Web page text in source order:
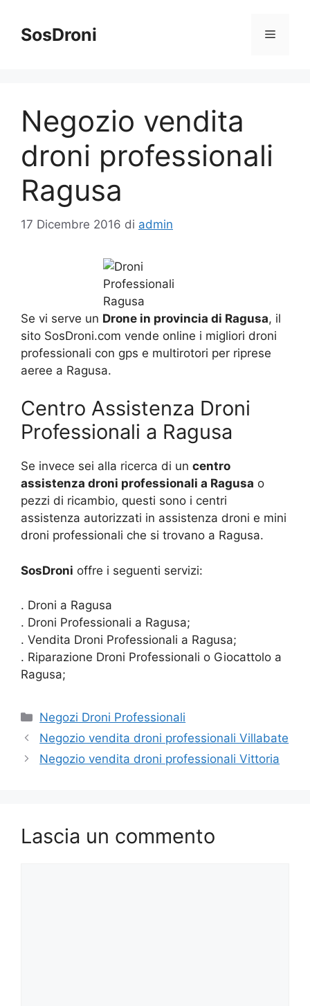
contenuto
SosDroni Menu
Negozio vendita
droni professionali
Ragusa
17 Dicembre 2016 di admin
Se vi serve un Drone in provincia di Ragusa, il
sito SosDroni.com vende online i migliori droni
professionali con gps e multirotori per riprese
aeree a Ragusa.
Centro Assistenza Droni
Professionali a Ragusa
Se invece sei alla ricerca di un centro
assistenza droni professionali a Ragusa o
pezzi di ricambio, questi sono i centri
assistenza autorizzati in assistenza droni e mini
droni professionali che si trovano a Ragusa.
SosDroni offre i seguenti servizi:
. Droni a Ragusa
. Droni Professionali a Ragusa;
. Vendita Droni Professionali a Ragusa;
. Riparazione Droni Professionali o Giocattolo a
Ragusa;
Categorie
Negozi Droni Professionali
Negozio vendita droni professionali Villabate
Negozio vendita droni professionali Vittoria
Lascia un commento